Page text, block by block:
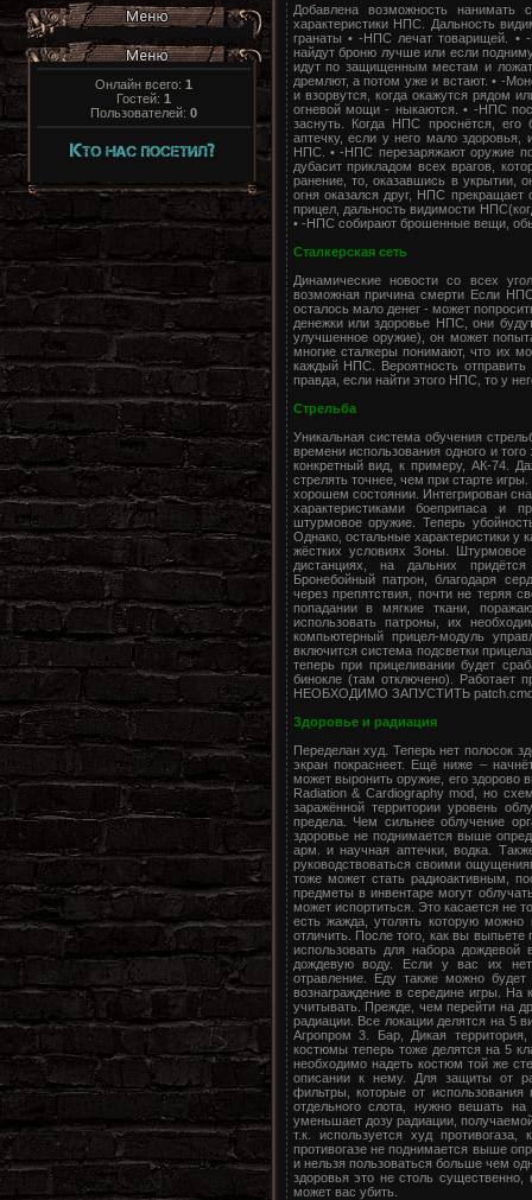
Онлайн всего: 1
Гостей: 1
Пользователей: 0
Добавлена возможность нанимать
характеристики НПС. Дальность
гранаты • -НПС лечат товарищей. •
найдут броню лучше или если
идут по защищенным местам и
дремлют, а потом уже и встают. • -
и взорвутся, когда окажутся рядом
огневой мощи - ныкаются. • -НПС
заснуть. Когда НПС проснётся,
аптечку, если у него мало здоровья,
НПС. • -НПС перезаряжают оружие
дубасит прикладом всех врагов,
ранение, то, оказавшись в укрытии,
огня оказался друг, НПС прекращает
прицел, дальность видимости
• -НПС собирают брошенные вещи,
Сталкерская сеть
Динамические новости со всех
возможная причина смерти Если
осталось мало денег - может
денежки или здоровье НПС, они
улучшенное оружие), он может
многие сталкеры понимают, что их
каждый НПС. Вероятность отправить
правда, если найти этого НПС, то у
Стрельба
Уникальная система обучения
времени использования одного и
конкретный вид, к примеру, АК-74.
стрелять точнее, чем при старте
хорошем состоянии. Интегрирован
характеристиками боеприпаса и
штурмовое оружие. Теперь
Однако, остальные характеристики у
жёстких условиях Зоны.
дистанциях, на дальних
Бронебойный патрон, благодаря
через препятствия, почти не теряя
попадании в мягкие ткани,
использовать патроны, их
компьютерный прицел-модуль
включится система подсветки
теперь при прицеливании будет
бинокле (там отключено). Работает
НЕОБХОДИМО ЗАПУСТИТЬ
Здоровье и радиация
Переделан худ. Теперь нет полосок
экран покраснеет. Ещё ниже –
может выронить оружие, его здорово
Radiation & Cardiography mod, но
заражённой территории уровень
предела. Чем сильнее облучение
здоровье не поднимается выше
арм. и научная аптечки, водка.
руководствоваться своими
тоже может стать радиоактивным,
предметы в инвентаре могут
может испортиться. Это касается не
есть жажда, утолять которую
отличить. После того, как вы
использовать для набора
дождевую воду. Если у вас их
отравление. Еду также можно
вознаграждение в середине игры. На
учитывать. Прежде, чем перейти на
радиации. Все локации делятся на 5
Агропром 3. Бар, Дикая
костюмы теперь тоже делятся на 5
необходимо надеть костюм той же
описании к нему. Для защиты от
фильтры, которые от
отдельного слота, нужно вешать
уменьшает дозу радиации,
т.к. используется худ
противогазе не поднимается выше
и нельзя пользоваться больше чем
здоровья это не столь
может вас убить.